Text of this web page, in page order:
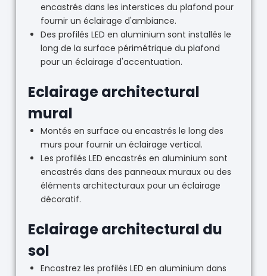
encastrés dans les interstices du plafond pour
fournir un éclairage d'ambiance.
Des profilés LED en aluminium sont installés le
long de la surface périmétrique du plafond
pour un éclairage d'accentuation.
Eclairage architectural
mural
Montés en surface ou encastrés le long des
murs pour fournir un éclairage vertical.
Les profilés LED encastrés en aluminium sont
encastrés dans des panneaux muraux ou des
éléments architecturaux pour un éclairage
décoratif.
Eclairage architectural du
sol
Encastrez les profilés LED en aluminium dans